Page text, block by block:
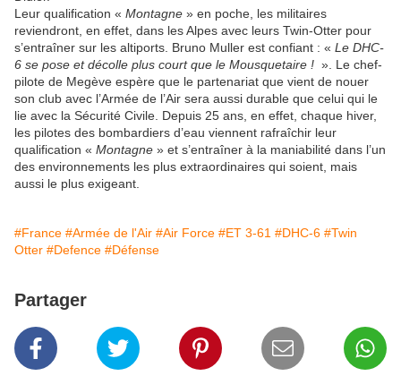
Leur qualification « Montagne » en poche, les militaires
reviendront, en effet, dans les Alpes avec leurs Twin-Otter pour
s’entraîner sur les altiports. Bruno Muller est confiant : « Le DHC-
6 se pose et décolle plus court que le Mousquetaire ! ». Le chef-
pilote de Megève espère que le partenariat que vient de nouer
son club avec l’Armée de l’Air sera aussi durable que celui qui le
lie avec la Sécurité Civile. Depuis 25 ans, en effet, chaque hiver,
les pilotes des bombardiers d’eau viennent rafraîchir leur
qualification « Montagne » et s’entraîner à la maniabilité dans l’un
des environnements les plus extraordinaires qui soient, mais
aussi le plus exigeant.
#France #Armée de l'Air #Air Force #ET 3-61 #DHC-6 #Twin
Otter #Defence #Défense
Partager